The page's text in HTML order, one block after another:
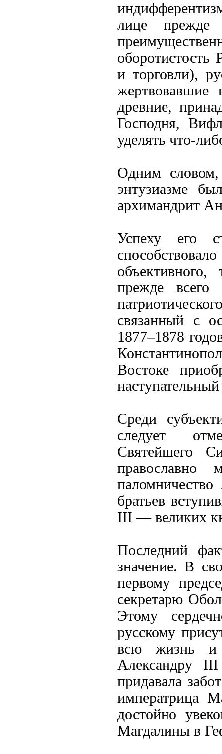
лице прежде
оборотистость
и торговли),
жертвовавшие
древние,
Господня,
уделять что-
Одним
энтузиазме
архимандрит
Успеху его
объективного,
прежде всего
связанный с
1877–1878
Востоке
Среди
следует
Святейшего
братьев
III — великих
Последний
значение. В
первому
секретарю
Этому
русскому
всю жизнь и
Александру
придавала
императрица
достойно
Магдалины в